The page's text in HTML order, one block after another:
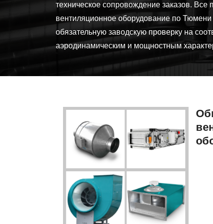
техническое сопровождение заказов. Все
вентиляционное оборудование по Тюмени
обязательную заводскую проверку на
аэродинамическим и мощностным
Вентиляционное
оборудование
компании
«АРС-
Пром»